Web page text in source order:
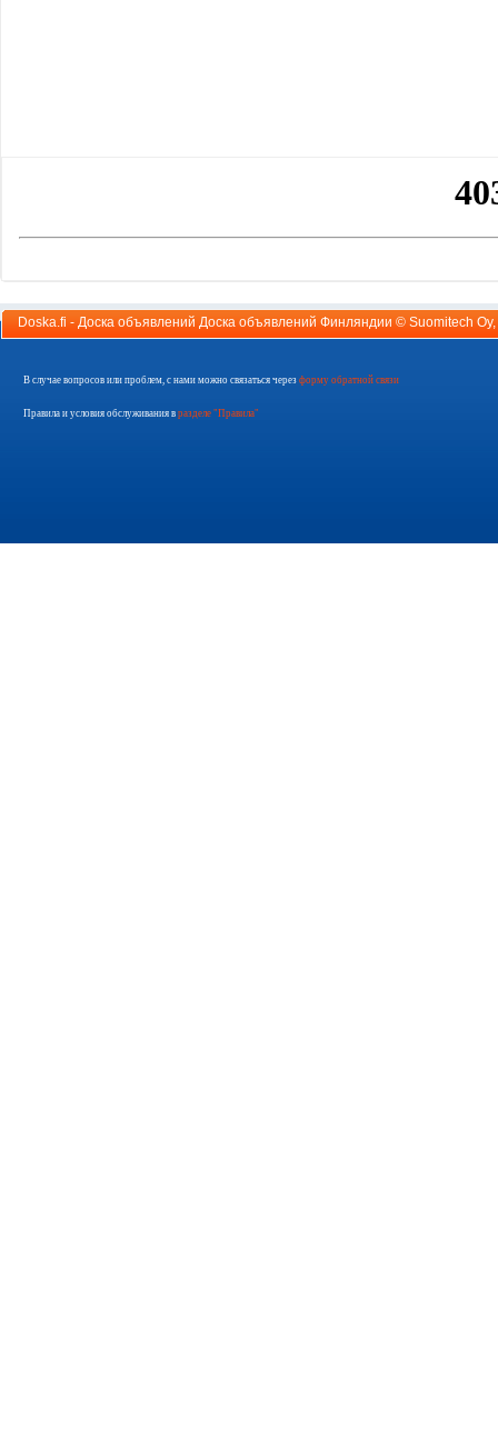
Doska.fi - Доска объявлений Доска объявлений Финляндии © Suomitech Oy
В случае вопросов или проблем, с нами можно связаться через форму обратной связи
Правила и условия обслуживания в разделе "Правила"